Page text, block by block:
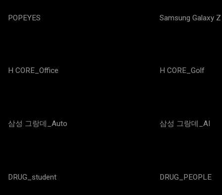
POPEYES Samsung Galaxy
H CORE_Office H CORE_Golf
삼성 그랑데_Auto 삼성 그랑데_AI
DRUG_student DRUG_PEOPLE